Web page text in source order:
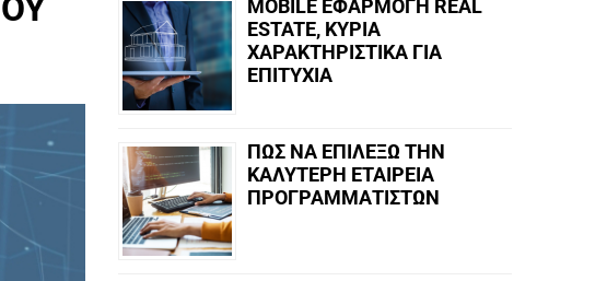
MOBILE ΕΦΑΡΜΟΓΗ REAL
ESTATE, ΚΥΡΙΑ
ΧΑΡΑΚΤΗΡΙΣΤΙΚΑ ΓΙΑ
ΕΠΙΤΥΧΙΑ
ΠΩΣ ΝΑ ΕΠΙΛΕΞΩ ΤΗΝ
ΚΑΛΥΤΕΡΗ ΕΤΑΙΡΕΙΑ
ΠΡΟΓΡΑΜΜΑΤΙΣΤΩΝ